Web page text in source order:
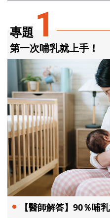
專題 1
第一次哺乳就上手！
【醫師解答】90％哺